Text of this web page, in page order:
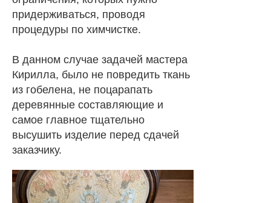
придерживаться, проводя
процедуры по химчистке.
В данном случае задачей мастера
Кирилла, было не повредить ткань
из гобелена, не поцарапать
деревянные составляющие и
самое главное тщательно
высушить изделие перед сдачей
заказчику.